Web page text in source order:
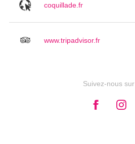
coquillade.fr
www.tripadvisor.fr
Suivez-nous sur